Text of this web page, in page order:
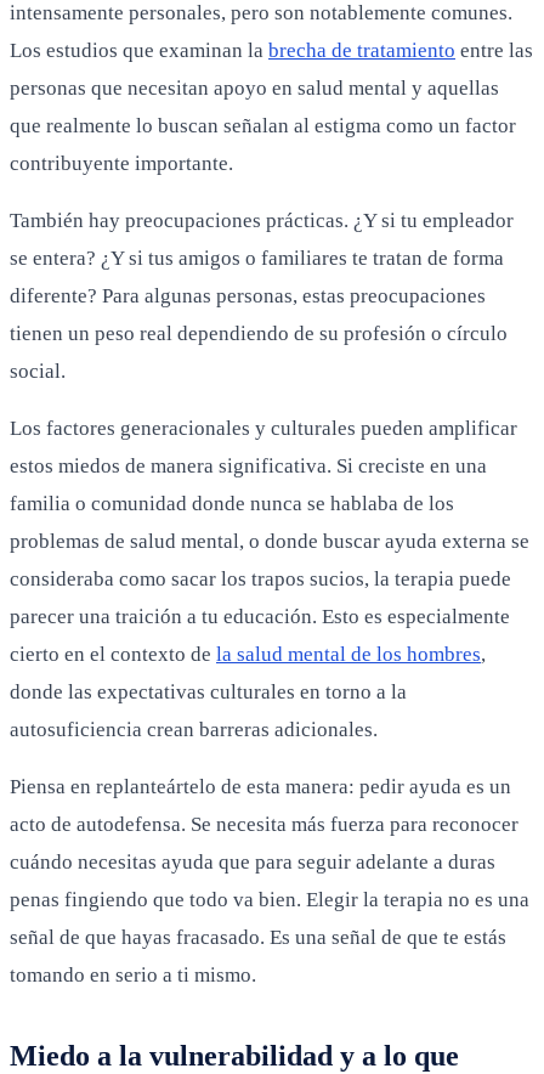
intensamente personales, pero son notablemente comunes.
Los estudios que examinan la brecha de tratamiento entre las
personas que necesitan apoyo en salud mental y aquellas
que realmente lo buscan señalan al estigma como un factor
contribuyente importante.
También hay preocupaciones prácticas. ¿Y si tu empleador
se entera? ¿Y si tus amigos o familiares te tratan de forma
diferente? Para algunas personas, estas preocupaciones
tienen un peso real dependiendo de su profesión o círculo
social.
Los factores generacionales y culturales pueden amplificar
estos miedos de manera significativa. Si creciste en una
familia o comunidad donde nunca se hablaba de los
problemas de salud mental, o donde buscar ayuda externa se
consideraba como sacar los trapos sucios, la terapia puede
parecer una traición a tu educación. Esto es especialmente
cierto en el contexto de la salud mental de los hombres,
donde las expectativas culturales en torno a la
autosuficiencia crean barreras adicionales.
Piensa en replanteártelo de esta manera: pedir ayuda es un
acto de autodefensa. Se necesita más fuerza para reconocer
cuándo necesitas ayuda que para seguir adelante a duras
penas fingiendo que todo va bien. Elegir la terapia no es una
señal de que hayas fracasado. Es una señal de que te estás
tomando en serio a ti mismo.
Miedo a la vulnerabilidad y a lo que